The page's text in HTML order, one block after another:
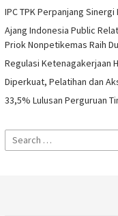
IPC TPK Perpanjang
Ajang Indonesia Public
Priok Nonpetikemas Raih
Regulasi Ketenagakerjaan
Diperkuat, Pelatihan dan
33,5% Lulusan Perguruan
Search
for: